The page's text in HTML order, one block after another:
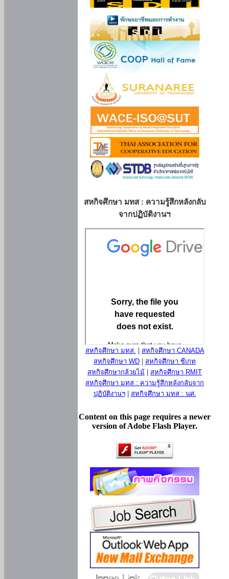
สหกิจศึกษา มทส : ความรู้สึกหลังกลับ
จากปฏิบัติงานฯ
สหกิจศึกษา มทส.
สหกิจศึกษา CANADA
สหกิจศึกษา WD
สหกิจศึกษา ซีเกท
สหกิจศึกษากล้วยไม้
สหกิจศึกษา RMIT
สหกิจศึกษา มทส : ความรู้สึกหลังกลับจาก
ปฏิบัติงานฯ| สหกิจศึกษา มทส : นศ.
Content on this page requires a newer
version of Adobe Flash Player.